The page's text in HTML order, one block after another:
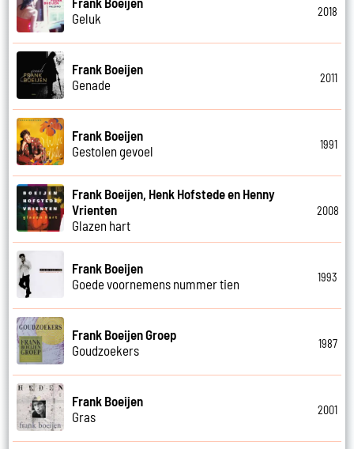
Geluk
2018
Frank Boeijen
Genade
2011
Frank Boeijen
Gestolen gevoel
1991
Frank Boeijen, Henk Hofstede en Henny
Vrienten
Glazen hart
2008
Frank Boeijen
Goede voornemens nummer tien
1993
Frank Boeijen Groep
Goudzoekers
1987
Frank Boeijen
Gras
2001